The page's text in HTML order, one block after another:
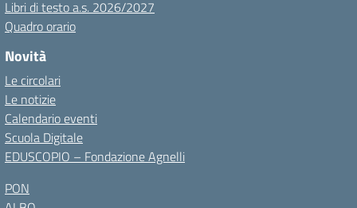
Libri di testo a.s. 2026/2027
Quadro orario
Novità
Le circolari
Le notizie
Calendario eventi
Scuola Digitale
EDUSCOPIO – Fondazione Agnelli
PON